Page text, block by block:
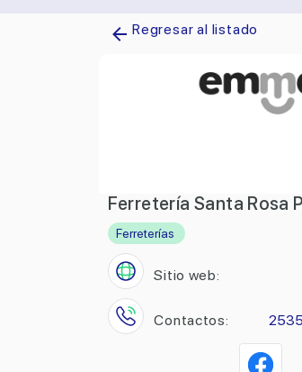
Regresar al listado
Ferretería Santa Rosa
Ferreterías
Sitio web:
Contactos: